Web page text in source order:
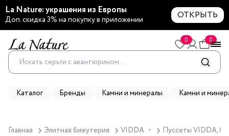
La Nature: украшения из Европы
Доп. скидка 3% на покупку в приложении ОТКРЫТЬ
0 0
Каталог Бренды Камни и минералы Камни и
Главная Элитная бижутерия VIDDA ▼ Пуссеты VIDDA,